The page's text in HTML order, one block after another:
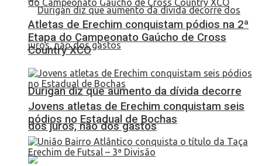
Durigan diz que aumento da dívida decorre
dos juros, não dos gastos
Atletas de Erechim conquistam pódios na 2ª
Etapa do Campeonato Gaúcho de Cross
Country XCO
Jovens atletas de Erechim conquistam seis
pódios no Estadual de Bochas